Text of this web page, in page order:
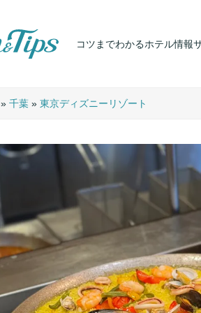
コツまでわかるホテル情報
» 千葉» 東京ディズニーリゾート